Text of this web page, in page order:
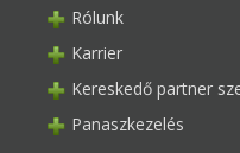
Rólunk
Karrier
Kereskedő partner
Panaszkezelés